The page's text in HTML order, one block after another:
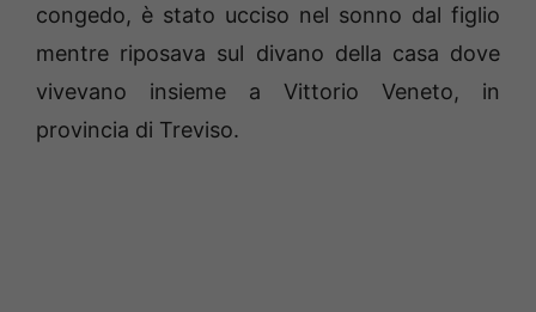
congedo, è stato ucciso nel sonno dal figlio
mentre riposava sul divano della casa dove
vivevano insieme a Vittorio Veneto, in
provincia di Treviso.